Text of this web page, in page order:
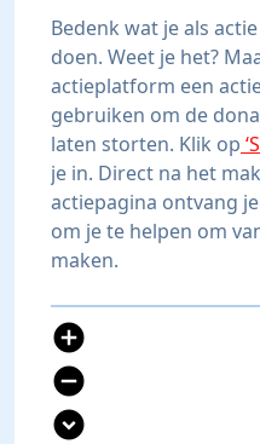
Bedenk wat je als
doen. Weet je het?
actieplatform een
gebruiken om de
laten storten. Klik op
je in. Direct na het
actiepagina ontvang
om je te helpen om
maken.
add_circle
remove_circle
expand_circle_down